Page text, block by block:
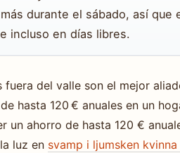
durante el sábado, así
incluso en días libres.
fuera del valle son el mejor
hasta 120 € anuales en un
un ahorro de hasta 120 €
luz en svamp i ljumsken